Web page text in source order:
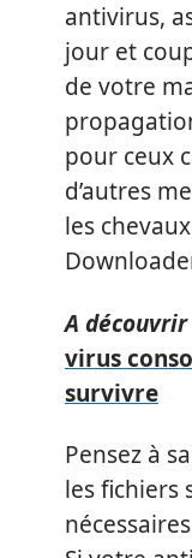
antivirus,
jour et
de votre
pour ceux
d’autres
les
A
virus
survivre
Pensez à
les fichiers